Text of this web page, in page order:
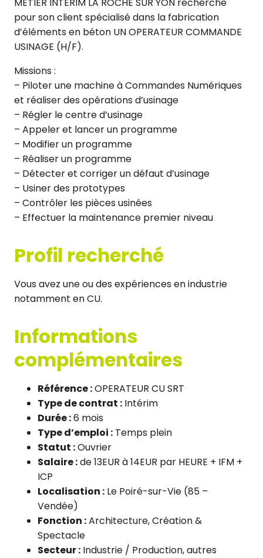
pour son client spécialisé dans la fabrication
d’éléments en béton UN OPERATEUR COMMANDE
USINAGE (H/F).
Missions :
– Piloter une machine à Commandes Numériques
et réaliser des opérations d’usinage
– Régler le centre d’usinage
– Appeler et lancer un programme
– Modifier un programme
– Réaliser un programme
– Détecter et corriger un défaut d’usinage
– Usiner des prototypes
– Contrôler les pièces usinées
– Effectuer la maintenance premier niveau
Profil recherché
Vous avez une ou des expériences en industrie
notamment en CU.
Informations
complémentaires
Référence :OPERATEUR CU SRT
Type de contrat : Intérim
Durée :6 mois
Type d’emploi : Temps plein
Statut :Ouvrier
Salaire :de 13EUR à 14EUR par HEURE + IFM +
ICP
Localisation : Le Poiré-sur-Vie (85 –
Vendée)
Fonction :Architecture, Création &
Spectacle
Secteur : Industrie / Production, autres